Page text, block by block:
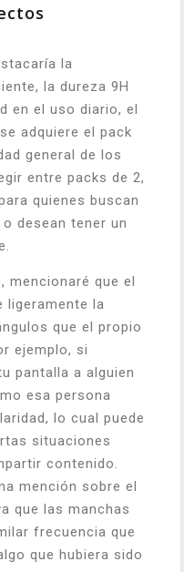
la
la dureza 9H
en el uso diario, el
adquiere el pack
general de los
entre packs de 2,
quienes buscan
desean tener un
mencionaré que el
ligeramente la
que el propio
ejemplo, si
pantalla a alguien
esa persona
lo cual puede
situaciones
contenido.
mención sobre el
que las manchas
frecuencia que
que hubiera sido